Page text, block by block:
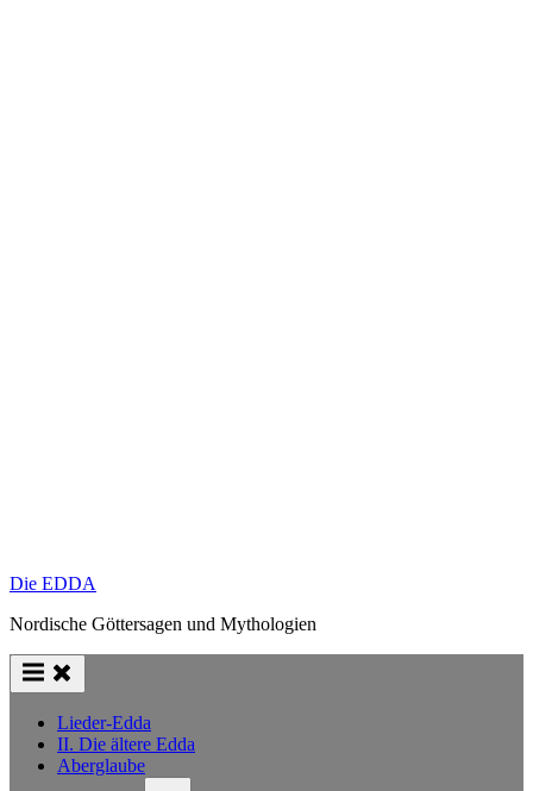
Die EDDA
Nordische Göttersagen und Mythologien
Lieder-Edda
II. Die ältere Edda
Aberglaube